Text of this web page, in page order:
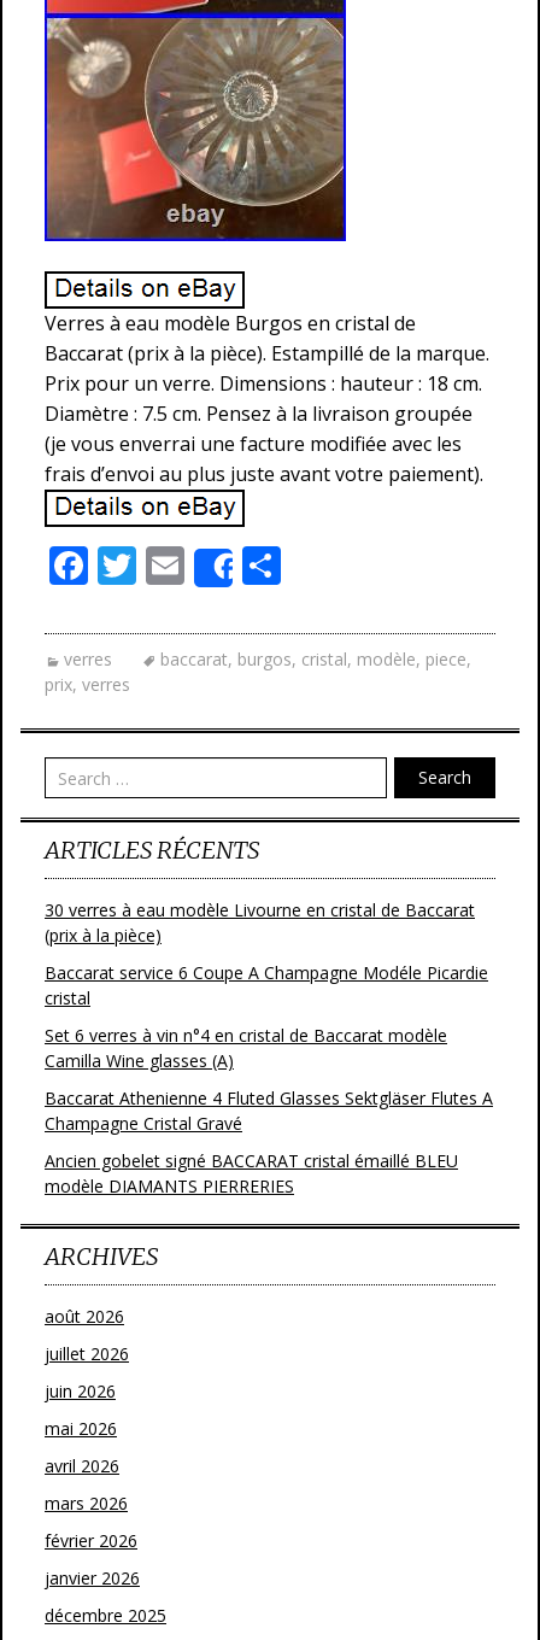
Verres à eau modèle Burgos en cristal de
Baccarat (prix à la pièce). Estampillé de la marque.
Prix pour un verre. Dimensions : hauteur : 18 cm.
Diamètre : 7.5 cm. Pensez à la livraison groupée
(je vous enverrai une facture modifiée avec les
frais d’envoi au plus juste avant votre paiement).
F
e
b
o
o
k
T
itt
er
E
m
ai
l
Share
ta
g
er
verres baccarat, burgos, cristal, modèle, piece,
prix, verres
Search
ARTICLES RÉCENTS
30 verres à eau modèle Livourne en cristal de Baccarat
(prix à la pièce)
Baccarat service 6 Coupe A Champagne Modéle Picardie
cristal
Set 6 verres à vin n°4 en cristal de Baccarat modèle
Camilla Wine glasses (A)
Baccarat Athenienne 4 Fluted Glasses Sektgläser Flutes A
Champagne Cristal Gravé
Ancien gobelet signé BACCARAT cristal émaillé BLEU
modèle DIAMANTS PIERRERIES
ARCHIVES
août 2026
juillet 2026
juin 2026
mai 2026
avril 2026
mars 2026
février 2026
janvier 2026
décembre 2025